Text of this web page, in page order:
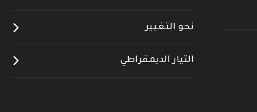
نحو التغيير
التيار الديمقراطي